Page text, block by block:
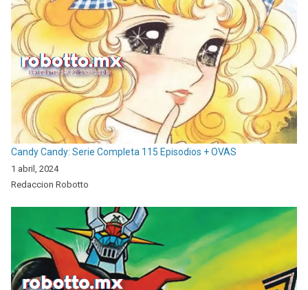
Candy Candy: Serie Completa 115 Episodios + OVAS
1 abril, 2024
Redaccion Robotto